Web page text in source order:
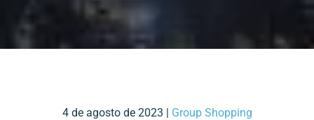
4 de agosto de 2023 | Group Shopping